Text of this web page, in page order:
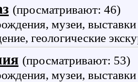
(просматривают: 46)
музеи,
геологические
(просматривают: 53)
музеи,